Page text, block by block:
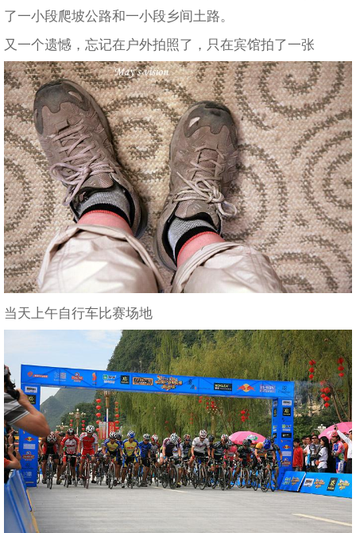
了一小段爬坡公路和一小段乡间土路。
又一个遗憾，忘记在户外拍照了，只在宾馆拍了一张
当天上午自行车比赛场地